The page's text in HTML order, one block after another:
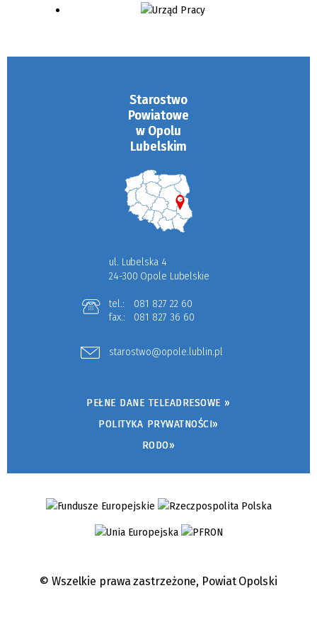
Starostwo
Powiatowe
w Opolu
Lubelskim
ul. Lubelska 4
24-300 Opole Lubelskie
tel.:
081 827 22 60
fax.:
081 827 36 60
starostwo@opole.lublin.pl
PEŁNE DANE TELEADRESOWE »
POLITYKA PRYWATNOŚCI»
RODO»
© Wszelkie prawa zastrzeżone, Powiat Opolski